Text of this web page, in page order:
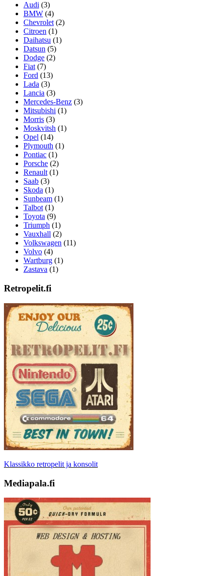
Audi (3)
BMW (4)
Chevrolet (2)
Citroen (1)
Daihatsu (1)
Datsun (5)
Dodge (2)
Fiat (7)
Ford (13)
Lada (3)
Lancia (3)
Mercedes-Benz (3)
Mitsubishi (1)
Morris (3)
Moskvitsh (1)
Opel (14)
Plymouth (1)
Pontiac (1)
Porsche (2)
Renault (1)
Saab (3)
Skoda (1)
Sunbeam (1)
Talbot (1)
Toyota (9)
Triumph (1)
Vauxhall (2)
Volkswagen (11)
Volvo (4)
Wartburg (1)
Zastava (1)
Retropelit.fi
Klassikko retropelit ja konsolit
Mediapala.fi